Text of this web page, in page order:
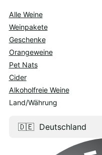
Alle Weine
Weinpakete
Geschenke
Orangeweine
Pet Nats
Cider
Alkoholfreie Weine
Land/Währung